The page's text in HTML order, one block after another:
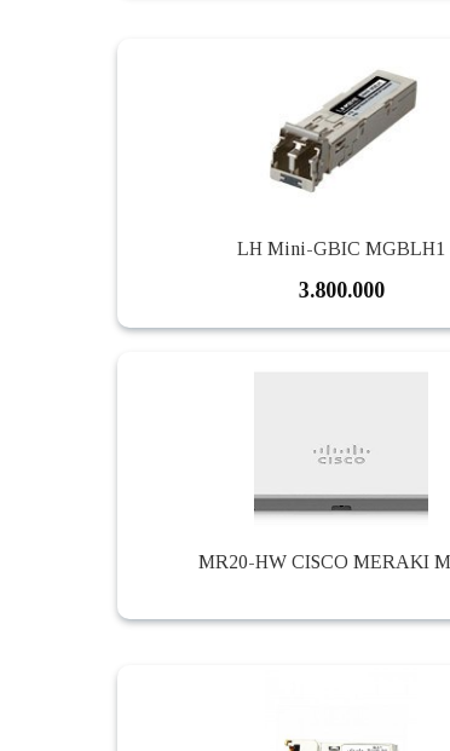
LH Mini-GBIC MGBLH1
3.800.000
MR20-HW CISCO MERAKI